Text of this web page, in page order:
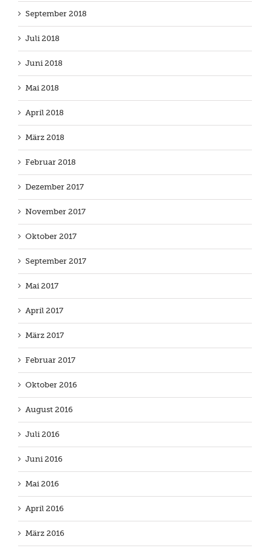
September 2018
Juli 2018
Juni 2018
Mai 2018
April 2018
März 2018
Februar 2018
Dezember 2017
November 2017
Oktober 2017
September 2017
Mai 2017
April 2017
März 2017
Februar 2017
Oktober 2016
August 2016
Juli 2016
Juni 2016
Mai 2016
April 2016
März 2016